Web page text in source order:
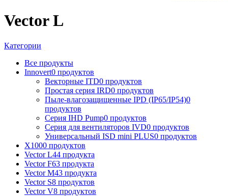
Vector L
Категории
Все продукты
Innovert0 продуктов
Векторные ITD0 продуктов
Простая серия IRD0 продуктов
Пыле-влагозащищенные IPD (IP65/IP54)0
продуктов
Серия IHD Pump0 продуктов
Серия для вентиляторов IVD0 продуктов
Универсальный ISD mini PLUS0 продуктов
X1000 продуктов
Vector L44 продукта
Vector F63 продукта
Vector M43 продукта
Vector S8 продуктов
Vector V8 продуктов